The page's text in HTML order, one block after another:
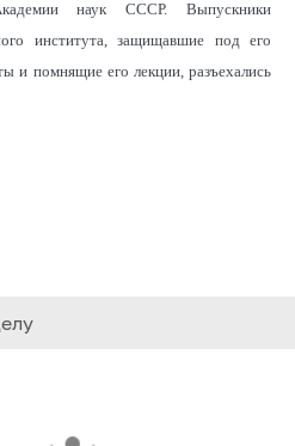
наук СССР. Выпускники
института, защищавшие под его
и помнящие его лекции, разъехались